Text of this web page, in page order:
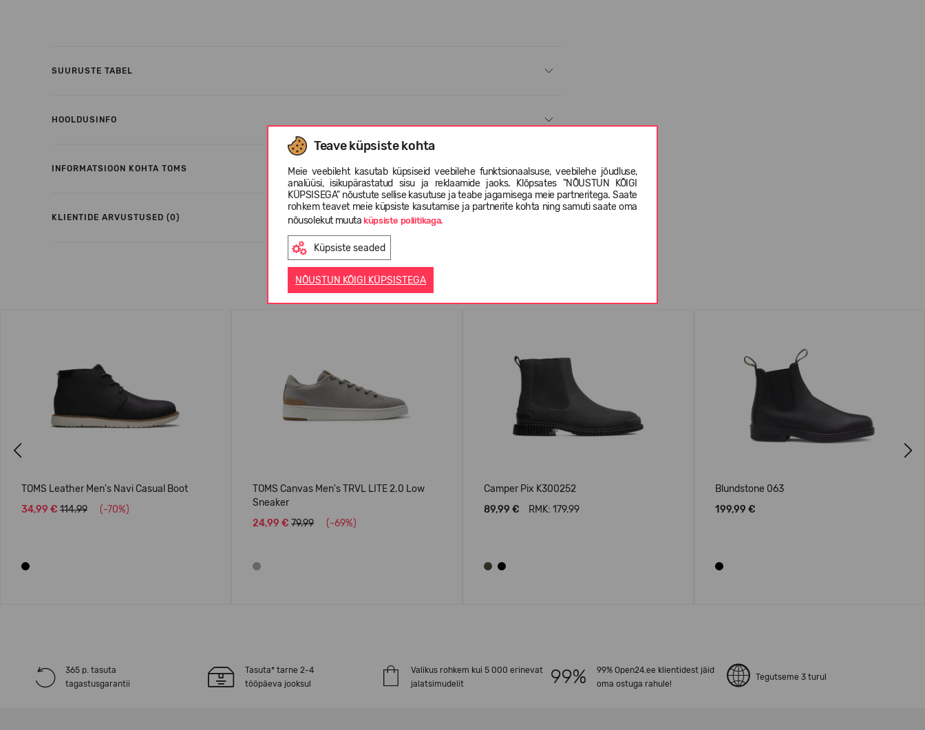
Teave küpsiste kohta
Meie veebileht kasutab küpsiseid veebilehe funktsionaalsuse, veebilehe jõudluse,
analüüsi, isikupärastatud sisu ja reklaamide jaoks. Klõpsates "NÕUSTUN KÕIGI
KÜPSISEGA" nõustute sellise kasutuse ja teabe jagamisega meie partneritega. Saate
rohkem teavet meie küpsiste kasutamise ja partnerite kohta ning samuti saate oma
nõusolekut muutaküpsiste poliitikaga.
Küpsiste seaded
NÕUSTUN KÕIGI KÜPSISTEGA
SUURUSTE TABEL
HOOLDUSINFO
INFORMATSIOON KOHTA TOMS
KLIENTIDE ARVUSTUSED (0)
Sarnased tooted
TOMS Leather Men's Navi Casual Boot
34,99 € 114.99 (-70%)
TOMS Canvas Men's TRVL LITE 2.0 Low
Sneaker
24,99 € 79.99 (-69%)
Camper Pix K300252
89,99 €
RMK: 179.99
Blundstone 063
199,99 €
365 p. tasuta
tagastusgarantii
Tasuta* tarne 2-4
tööpäeva jooksul
Valikus rohkem kui 5 000 erinevat
jalatsimudelit
99% Open24.ee klientidest jäid
oma ostuga rahule!
Tegutseme 3 turul